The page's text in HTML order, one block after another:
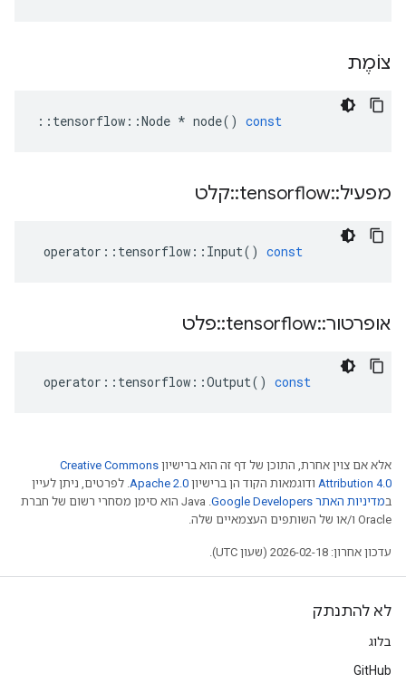
צוֹמֶת
:: tensorflow ::Node * node() const
מפעיל::
tensorflow
::קלט
operator :: tensorflow :: Input() const
אופרטור::
tensorflow
::פלט
operator :: tensorflow ::Output() const
אלא אם צוין אחרת, התוכן של דף זה הוא ברישיון Creative Commons
Attribution 4.0 ודוגמאות הקוד הן ברישיון Apache 2.0. לפרטים, ניתן לעיין
במדיניות האתר Google Developers‏
.‏ Java הוא סימן מסחרי רשום של חברת
Oracle ו/או של השותפים העצמאיים שלה.
עדכון אחרון: 2026-02-18 (שעון UTC).
לא להתנתק
בלוג
GitHub